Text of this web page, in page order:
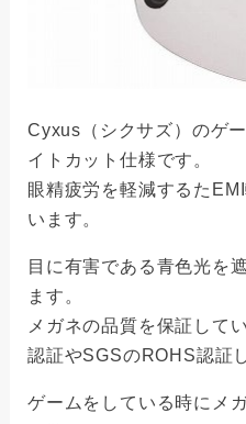
Cyxus（シクサズ）のゲ
イトカット仕様です。
眼精疲労を軽減するた
います。
目に有害である青色光を
ます。
メガネの品質を保証して
認証やSGSのROHS認証
ゲームをしている時にメ